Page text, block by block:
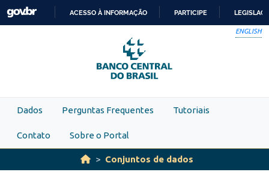
Skip to main content
PARA
O
CONTEÚDO
ACESSO À INFORMAÇÃO PARTICIPE
ENGLISH
Dados Perguntas Frequentes Tutoriais
Contato Sobre o Portal
Conjuntos de dados